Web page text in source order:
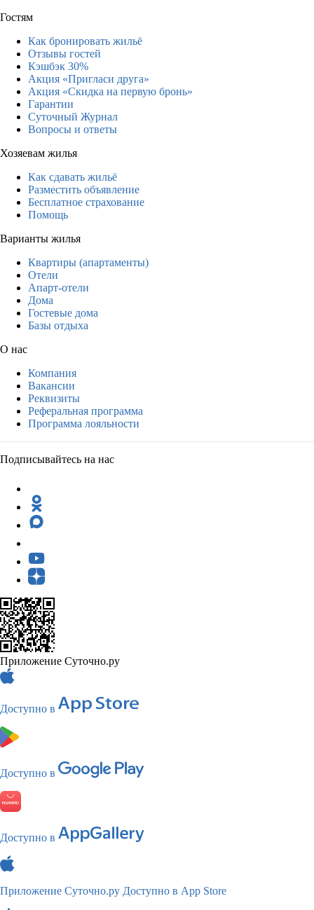
Гостям
Как бронировать жильё
Отзывы гостей
Кэшбэк 30%
Акция «Пригласи друга»
Акция «Скидка на первую бронь»
Гарантии
Суточный Журнал
Вопросы и ответы
Хозяевам жилья
Как сдавать жильё
Разместить объявление
Бесплатное страхование
Помощь
Варианты жилья
Квартиры (апартаменты)
Отели
Апарт-отели
Дома
Гостевые дома
Базы отдыха
О нас
Компания
Вакансии
Реквизиты
Реферальная программа
Программа лояльности
Подписывайтесь на нас
Приложение Суточно.ру
Доступно в
Доступно в
Доступно в
Приложение Суточно.ру Доступно в App Store